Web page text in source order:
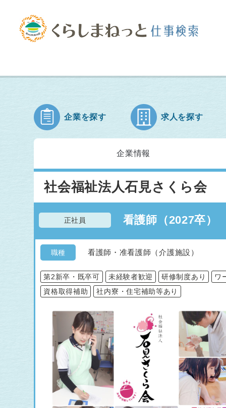
企業を探す 求人を探す
企業情報
社会福祉法人石見さくら会
正社員 看護師（2027卒）
職種 看護師・准看護師（介護施設）
第2新卒・既卒可 未経験者歓迎 研修制度あり
ワ
資格取得補助
社内寮・住宅補助等あり